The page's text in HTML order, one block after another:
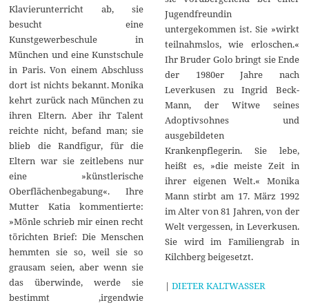
Klavierunterricht ab, sie
besucht eine
Kunstgewerbeschule in
München und eine Kunstschule
in Paris. Von einem Abschluss
dort ist nichts bekannt. Monika
kehrt zurück nach München zu
ihren Eltern. Aber ihr Talent
reichte nicht, befand man; sie
blieb die Randfigur, für die
Eltern war sie zeitlebens nur
eine »künstlerische
Oberflächenbegabung«. Ihre
Mutter Katia kommentierte:
»Mönle schrieb mir einen recht
törichten Brief: Die Menschen
hemmten sie so, weil sie so
grausam seien, aber wenn sie
das überwinde, werde sie
bestimmt ‚irgendwie
Jugendfreundin
untergekommen ist. Sie »wirkt
teilnahmslos, wie erloschen.«
Ihr Bruder Golo bringt sie Ende
der 1980er Jahre nach
Leverkusen zu Ingrid Beck-
Mann, der Witwe seines
Adoptivsohnes und
ausgebildeten
Krankenpflegerin. Sie lebe,
heißt es, »die meiste Zeit in
ihrer eigenen Welt.« Monika
Mann stirbt am 17. März 1992
im Alter von 81 Jahren, von der
Welt vergessen, in Leverkusen.
Sie wird im Familiengrab in
Kilchberg beigesetzt.
| DIETER KALTWASSER